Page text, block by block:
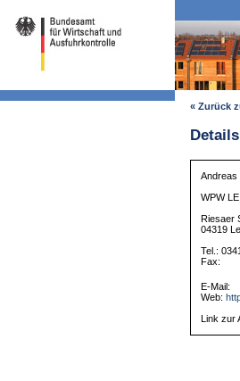
« Zurück
Andreas
WPW
Riesaer
04319
Tel.:
Fax:
E-Mail:
Web:
Link zur